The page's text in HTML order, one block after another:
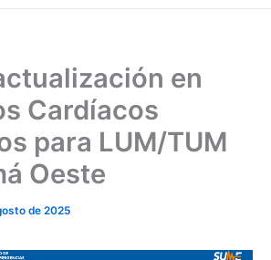
en
Cardíacos
para LUM/TUM
Oeste
de 2025